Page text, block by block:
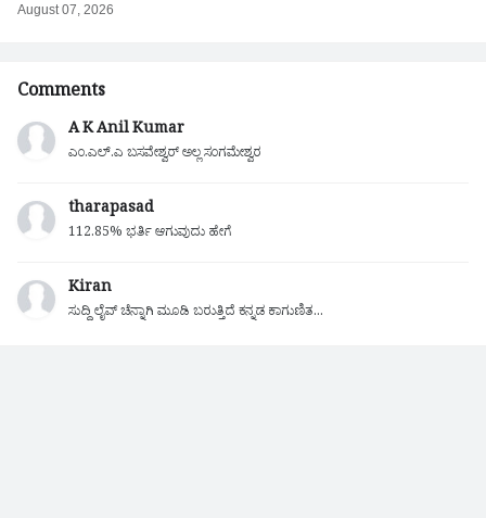
August 07, 2026
Comments
A K Anil Kumar
ಎಂ.ಎಲ್.ಎ ಬಸವೇಶ್ವರ್ ಅಲ್ಲ ಸಂಗಮೇಶ್ವರ
tharapasad
112.85% ಭರ್ತಿ ಆಗುವುದು ಹೇಗೆ
Kiran
ಸುದ್ದಿ ಲೈವ್ ಚೆನ್ನಾಗಿ ಮೂಡಿ ಬರುತ್ತಿದೆ ಕನ್ನಡ ಕಾಗುಣಿತ...